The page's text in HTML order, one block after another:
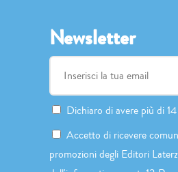
Newsletter
Dichiaro di avere più di
Accetto di ricevere
promozioni degli Editori